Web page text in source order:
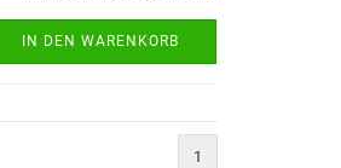
IN DEN WARENKORB
1